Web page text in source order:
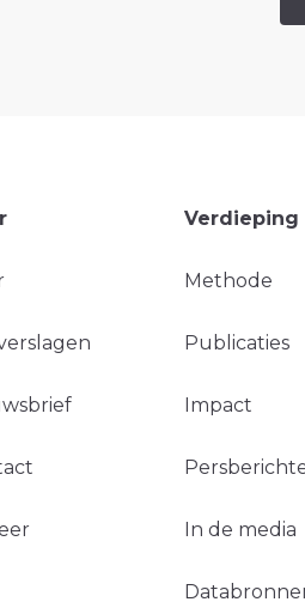
Verdieping
Methode
Publicaties
Impact
In de media